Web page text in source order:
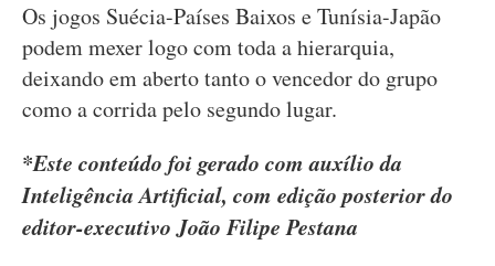
Os jogos Suécia-Países Baixos e Tunísia-Japão
podem mexer logo com toda a hierarquia,
deixando em aberto tanto o vencedor do grupo
como a corrida pelo segundo lugar.
*Este conteúdo foi gerado com auxílio da
Inteligência Artificial, com edição posterior do
editor-executivo João Filipe Pestana